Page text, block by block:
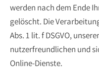
werden nach dem Ende
gelöscht. Die
Abs. 1 lit. f DSGVO,
nutzerfreundlichen und
Online-Dienste.